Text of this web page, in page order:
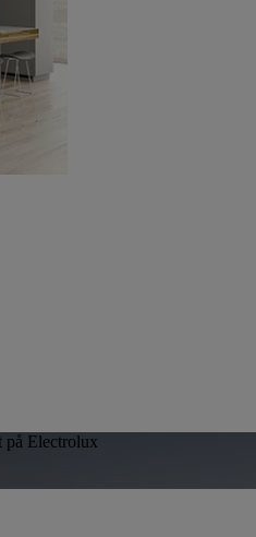
på Electrolux